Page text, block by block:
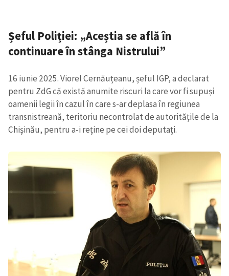
Șeful Poliției: „Aceștia se află în
continuare în stânga Nistrului”
16 iunie 2025. Viorel Cernăuțeanu, șeful IGP, a declarat
pentru ZdG că există anumite riscuri la care vor fi supuși
oamenii legii în cazul în care s-ar deplasa în regiunea
transnistreană, teritoriu necontrolat de autoritățile de la
Chișinău, pentru a-i reține pe cei doi deputați.